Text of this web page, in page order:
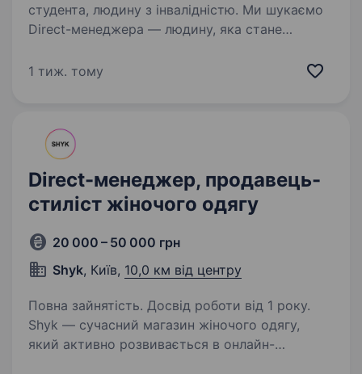
студента, людину з інвалідністю. Ми шукаємо
Direct-менеджера — людину, яка стане
клієнтами, допомагаючи будувати довірливі
1 тиж. тому
Direct-менеджер, продавець-
стиліст жіночого одягу
20 000 – 50 000 грн
Shyk, Київ, 10,0 км від центру
Повна зайнятість. Досвід роботи від 1 року.
Shyk — сучасний магазин жіночого одягу,
який активно розвивається в онлайн-